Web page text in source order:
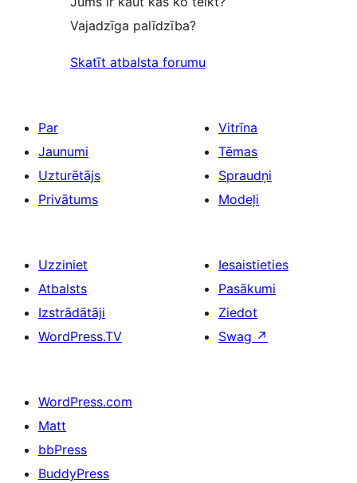
Vajadzīga palīdzība?
Skatīt atbalsta forumu
Par
Jaunumi
Uzturētājs
Privātums
Vitrīna
Tēmas
Spraudņi
Modeļi
Uzziniet
Atbalsts
Izstrādātāji
WordPress.TV
Iesaistieties
Pasākumi
Ziedot
Swag ↗
WordPress.com
Matt
bbPress
BuddyPress